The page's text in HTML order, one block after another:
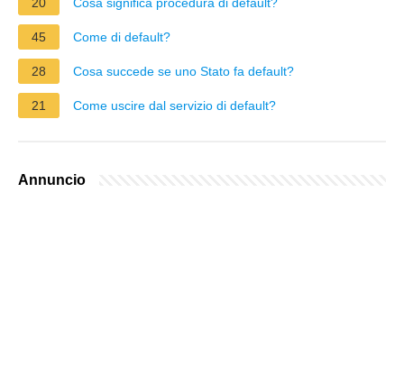
45 Come di default?
28 Cosa succede se uno Stato fa default?
21 Come uscire dal servizio di default?
Annuncio